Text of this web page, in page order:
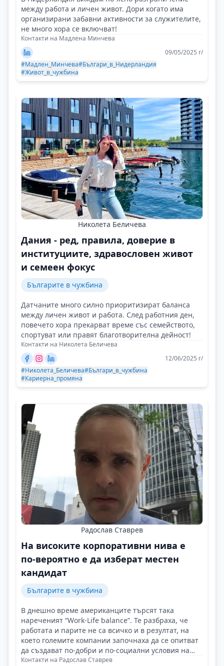
между работа и личен живот. Дори когато има
организирани забавни активности за служителите,
не много хора се включват!
Контакти на Мадлена Минчева
09/05/2025 г/
#Мадлен_Минчева#Българи_в_Нидерландия
#Живот_в_чужбина
Николета Беличева
Дания - ред, правила, доверие в
институциите, здравословен живот
и семеен фокус
Българите в чужбина
Датчаните много силно приоритизират баланса
между личен живот и работа. След работния ден,
повечето хора прекарват време със семейството,
спортуват или правят благотворителна дейност!
Контакти на Николета Беличева
12/06/2025 г/
#Николета_Беличева#Българи_в_чужбина
#Кариерна_промяна
Радослав Ставрев
На високите корпоративни нива е
по-вероятно е да изберат местен
кандидат
Българите в чужбина
В днешно време американците търсят така
нареченият “Work-Life balance”. Те разбраха, че
работата и парите не са всичко и в резултат, на
което големите компании започнаха да се опитват
да създават по-добри и по-социални условия на
труд!
Контакти на Радослав Ставрев